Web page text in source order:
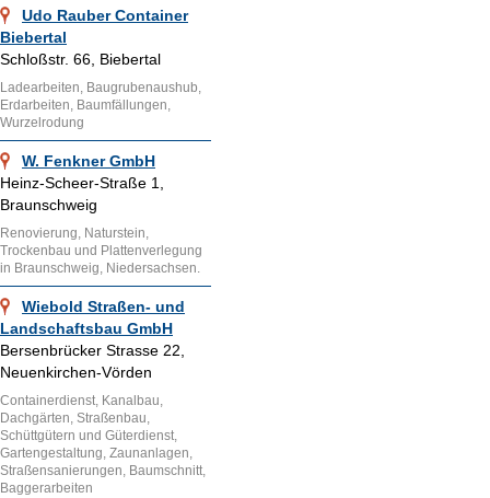
Udo Rauber Container
Biebertal
Schloßstr. 66, Biebertal
Ladearbeiten, Baugrubenaushub,
Erdarbeiten, Baumfällungen,
Wurzelrodung
W. Fenkner GmbH
Heinz-Scheer-Straße 1,
Braunschweig
Renovierung, Naturstein,
Trockenbau und Plattenverlegung
in Braunschweig, Niedersachsen.
Wiebold Straßen- und
Landschaftsbau GmbH
Bersenbrücker Strasse 22,
Neuenkirchen-Vörden
Containerdienst, Kanalbau,
Dachgärten, Straßenbau,
Schüttgütern und Güterdienst,
Gartengestaltung, Zaunanlagen,
Straßensanierungen, Baumschnitt,
Baggerarbeiten